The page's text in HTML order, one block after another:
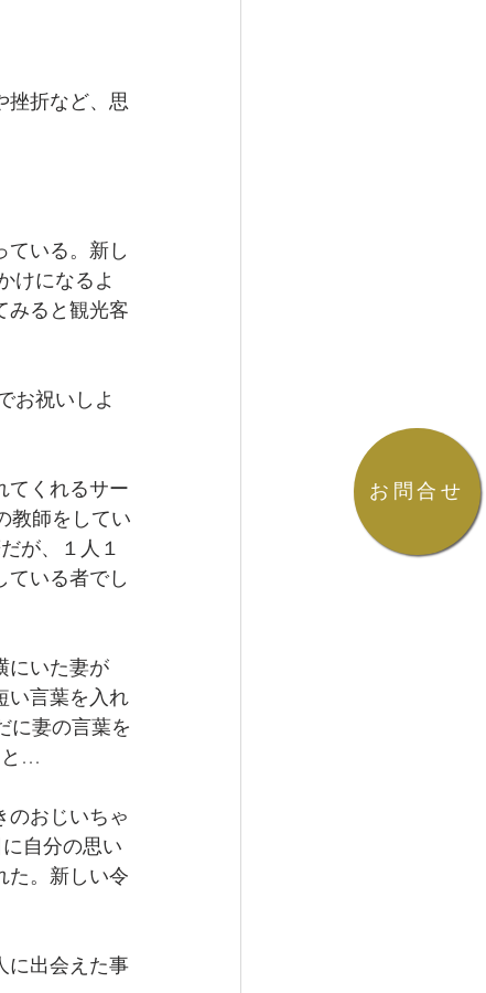
お問合せ
挫折など、思
ている。新し
けになるよ
みると観光客
お祝いしよ
てくれるサー
教師をしてい
が、１人１
ている者でし
にいた妻が
い言葉を入れ
に妻の言葉を
と…
のおじいちゃ
自分の思い
た。新しい令
に出会えた事